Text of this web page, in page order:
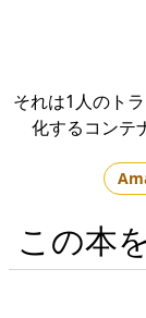
それは1人のト
化するコンテ
この本